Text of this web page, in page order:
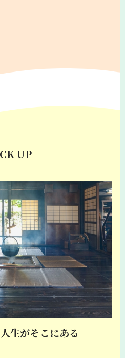
UP
生がそこにある